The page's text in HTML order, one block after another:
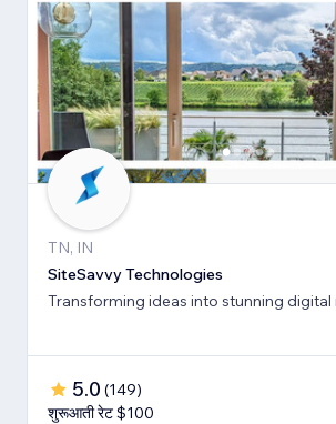
TN, IN
SiteSavvy Technologies
Transforming ideas into stunning digital
5.0 (149)
शुरूआती रेट $100